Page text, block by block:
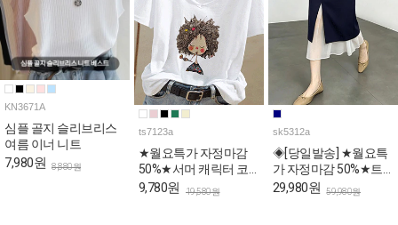
KN3671A
심플 골지 슬리브리스
여름 이너 니트
7,980원 8,880원
ts7123a
★월요특가 자정마감
50%★서머 캐릭터 코
튼 반팔 티셔츠
9,780원 19,580원
sk5312a
◈[당일발송] ★월요특
가 자정마감 50%★트
임 시스루 H라인 페미
29,980원 59,980원